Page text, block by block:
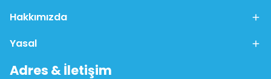
Hakkımızda
Yasal
Adres & İletişim